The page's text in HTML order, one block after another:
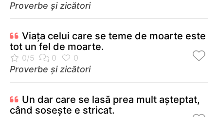
Proverbe și zicători
Viaţa celui care se teme de moarte este
tot un fel de moarte.
Proverbe și zicători
Un dar care se lasă prea mult aşteptat,
când soseşte e stricat.